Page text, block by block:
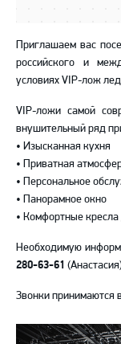
Приглашаем вас
российского и
условиях VIP-лож
VIP-ложи самой
внушительный ряд
•⁠ ⁠Изысканная кухня
•⁠ ⁠Приватная
•⁠ ⁠Персональное
•⁠ ⁠Панорамное окно
•⁠ ⁠Комфортные
Необходимую
280-63-61
Звонки принимаются